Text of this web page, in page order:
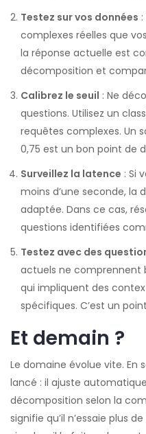
Testez sur vos données
complexes réelles que
la réponse actuelle est
décomposition et
Calibrez le seuil : Ne
questions. Utilisez un
requêtes complexes. Un
0,75 est un bon point de
Surveillez la latence : Si
moins d’une seconde, la
adaptée. Dans ce cas,
questions identifiées
Testez avec des
actuels ne comprennent
qui impliquent des
spécifiques. C’est un
Et demain ?
Le domaine évolue vite. En
lancé : il ajuste
décomposition selon la
signifie qu’il n’essaie plus